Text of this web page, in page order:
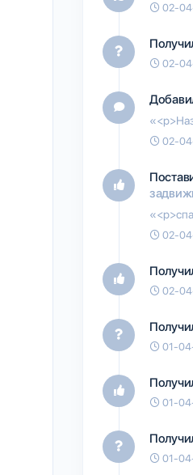
02-
02-
02-
02-
02-
01-
01-
01-